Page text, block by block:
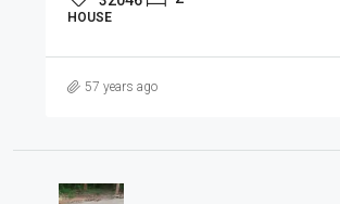
HOUSE
57 years ago